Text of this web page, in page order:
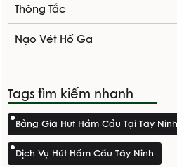
Thông Tắc
Nạo Vét Hố Ga
Tags tìm kiếm nhanh
Bảng Giá Hút Hầm Cầu Tại Tây Ninh
Dịch Vụ Hút Hầm Cầu Tây Ninh